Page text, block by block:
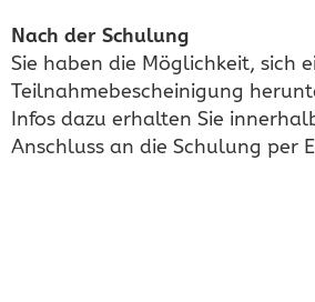
Nach der Schulung
Sie haben die Möglichkeit, sich
Teilnahmebescheinigung
Infos dazu erhalten Sie
Anschluss an die Schulung per